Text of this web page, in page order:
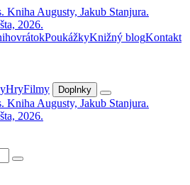
PoukážkyKnižný blogKontakt
HryFilmy Doplnky